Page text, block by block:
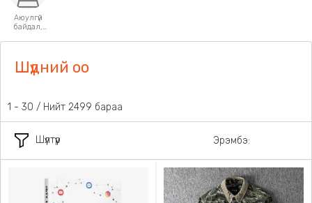
Аюулгүй
байдал,
Шүдний оо
Шүүлтүүр
1 - 30 / Нийт 2499 бараа
Эрэмбэ: